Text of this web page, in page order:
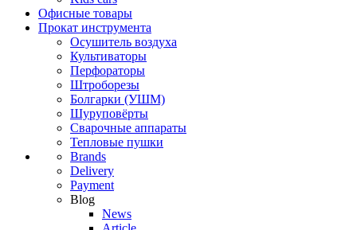
Офисные товары
Прокат инструмента
Осушитель воздуха
Культиваторы
Перфораторы
Штроборезы
Болгарки (УШМ)
Шуруповёрты
Сварочные аппараты
Тепловые пушки
Brands
Delivery
Payment
Blog
News